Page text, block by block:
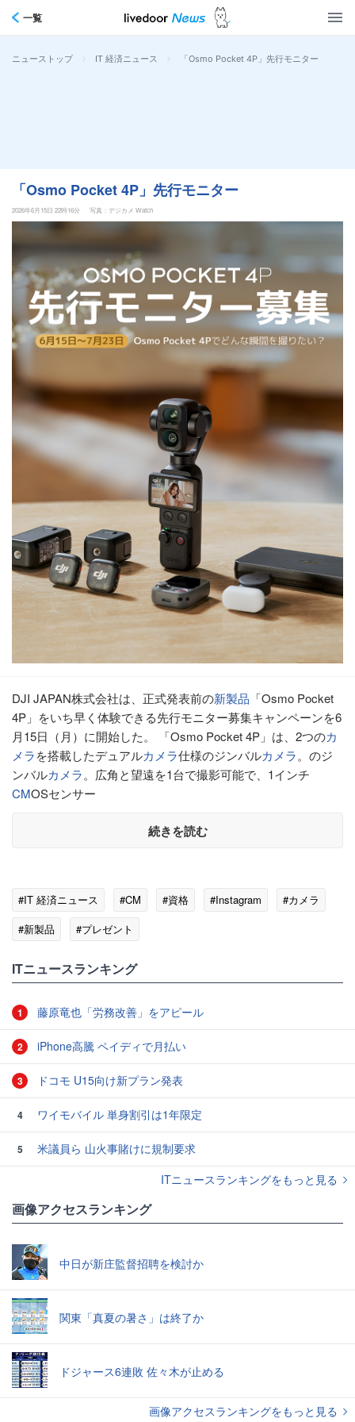
一覧
ニューストップ > IT 経済ニュース > 「Osmo Pocket 4P」先行モニター
「Osmo Pocket 4P」先行モニター
2026年6月15日 22時16分 写真：デジカメ Watch
DJI JAPAN株式会社は、正式発表前の新製品 「Osmo Pocket
4P」をいち早く体験できる先行モニター募集キャンペーンを6
月15日（月）に開始した。 「Osmo Pocket 4P」は、2つのカ
メラを搭載したデュアルカメラ仕様のジンバルカメラ。のジ
ンバルカメラ。広角と望遠を1台で撮影可能で、1インチ
CMOSセンサー
続きを読む
#IT 経済ニュース #CM #資格 #Instagram
#カメラ
#新製品
#プレゼント
ITニュースランキング
1 藤原竜也「労務改善」をアピール
2 iPhone高騰 ペイディで月払い
3 ドコモ U15向け新プラン発表
4 ワイモバイル 単身割引は1年限定
5
米議員ら 山火事賭けに規制要求
ITニュースランキングをもっと見る
画像アクセスランキング
中日が新庄監督招聘を検討か
関東「真夏の暑さ」は終了か
ドジャース6連敗 佐々木が止める
画像アクセスランキングをもっと見る